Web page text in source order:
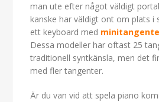
man ute efter något väldigt
kanske har väldigt ont om plats i
ett keyboard med
Dessa modeller har oftast 25
traditionell syntkänsla, men det
med fler tangenter.
Är du van vid att spela piano